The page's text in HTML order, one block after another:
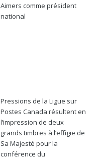
Aimers comme président
national
Pressions de la Ligue sur
Postes Canada résultent en
l’impression de deux
grands timbres à l’effigie de
Sa Majesté pour la
conférence du